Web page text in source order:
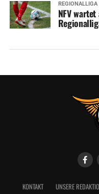
REGIONALLIGA
NFV
KONTAKT UNSERE